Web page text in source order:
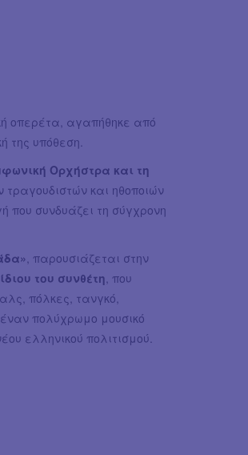
οπερέτα, αγαπήθηκε από
της υπόθεση.
Ορχήστρα και τη
και ηθοποιών
που συνδυάζει τη σύγχρονη
, παρουσιάζεται στην
του συνθέτη , που
πόλκες, τανγκό,
πολύχρωμο μουσικό
ελληνικού πολιτισμού.